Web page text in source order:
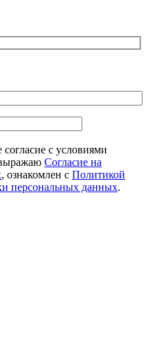
с условиями
Согласие на
, ознакомлен с Политикой
персональных данных.